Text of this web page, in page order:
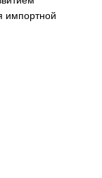
импортной